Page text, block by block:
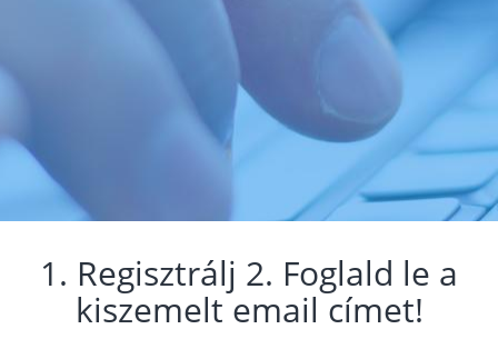
1. Regisztrálj 2. Foglald le a
kiszemelt email címet!